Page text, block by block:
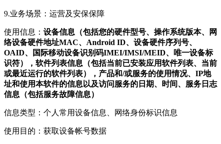
9.业务场景：运营及安保保障
使用信息： 设备信息（包括您的硬件型号、操作系统版本、网
络设备硬件地址MAC、Android ID、设备硬件序列号、
OAID、国际移动设备识别码IMEI/IMSI/MEID、唯一设备标
识符），软件列表信息（包括当前已安装应用软件列表、当前
或最近运行的软件列表），产品和/或服务的使用情况、IP地
址和使用本软件的信息以及访问服务的日期、时间、服务日志
信息（包括服务故障信息）
信息类型：个人常用设备信息、网络身份标识信息
使用目的：获取设备帐号数据